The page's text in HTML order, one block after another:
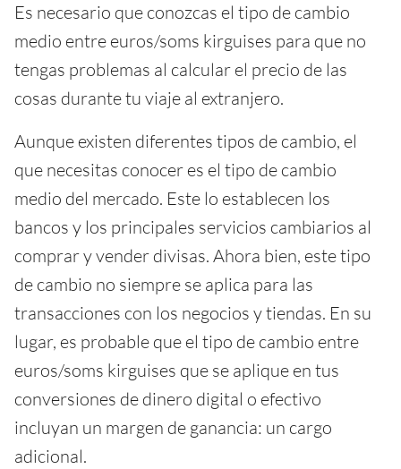
Es necesario que conozcas el tipo de cambio
medio entre euros/soms kirguises para que no
tengas problemas al calcular el precio de las
cosas durante tu viaje al extranjero.
Aunque existen diferentes tipos de cambio, el
que necesitas conocer es el tipo de cambio
medio del mercado. Este lo establecen los
bancos y los principales servicios cambiarios al
comprar y vender divisas. Ahora bien, este tipo
de cambio no siempre se aplica para las
transacciones con los negocios y tiendas. En su
lugar, es probable que el tipo de cambio entre
euros/soms kirguises que se aplique en tus
conversiones de dinero digital o efectivo
incluyan un margen de ganancia: un cargo
adicional.